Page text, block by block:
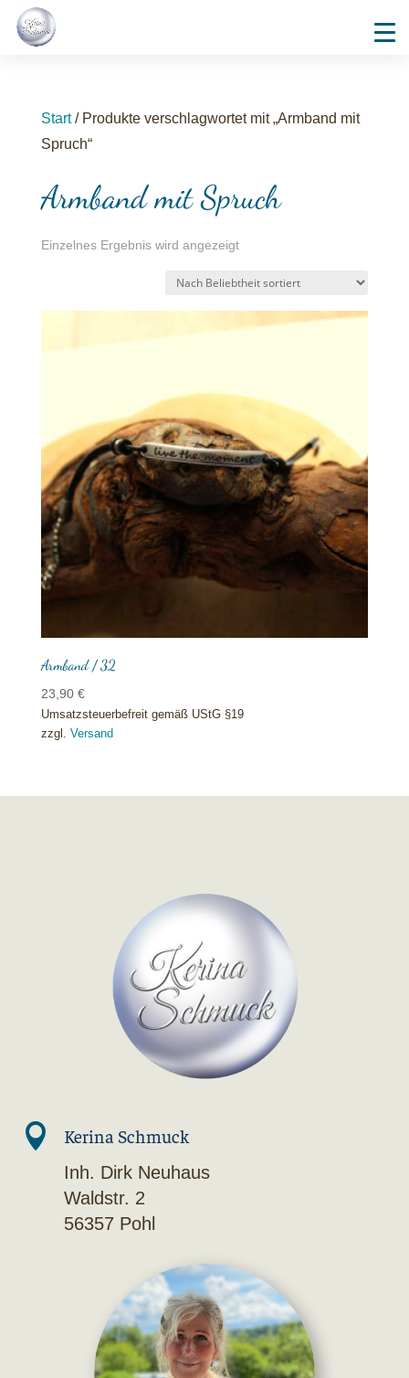
Start/ Produkte verschlagwortet mit „Armband mit
Spruch“
Armband mit Spruch
Einzelnes Ergebnis wird angezeigt
Armband / 32
23,90 €
Umsatzsteuerbefreit gemäß UStG §19
zzgl. Versand
 Kerina Schmuck
Inh. Dirk Neuhaus
Waldstr. 2
56357 Pohl